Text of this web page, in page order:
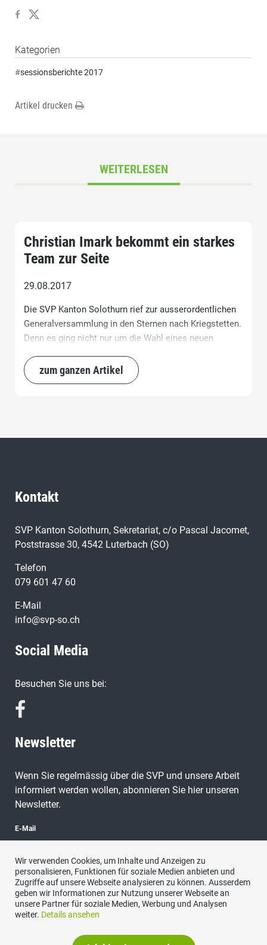
Kategorien
#sessionsberichte 2017
Artikel drucken
WEITERLESEN
Christian Imark bekommt ein starkes
Team zur Seite
29.08.2017
Die SVP Kanton Solothurn rief zur ausserordentlichen
Generalversammlung in den Sternen nach Kriegstetten.
Denn es ging nicht nur um die Wahl eines neuen
des gesamten elfköpfigen Parteipräsidiums.
zum ganzen Artikel
Kontakt
SVP Kanton Solothurn, Sekretariat, c/o Pascal Jacomet,
Poststrasse 30, 4542 Luterbach (SO)
Telefon
079 601 47 60
E-Mail
info@svp-so.ch
Social Media
Besuchen Sie uns bei:
Newsletter
Wenn Sie regelmässig über die SVP und unsere Arbeit
informiert werden wollen, abonnieren Sie hier unseren
Newsletter.
E-Mail
abonnieren
Wir verwenden Cookies, um Inhalte und Anzeigen zu
personalisieren, Funktionen für soziale Medien anbieten und
Zugriffe auf unsere Webseite analysieren zu können. Ausserdem
geben wir Informationen zur Nutzung unserer Webseite an
unsere Partner für soziale Medien, Werbung und Analysen
weiter. Details ansehen